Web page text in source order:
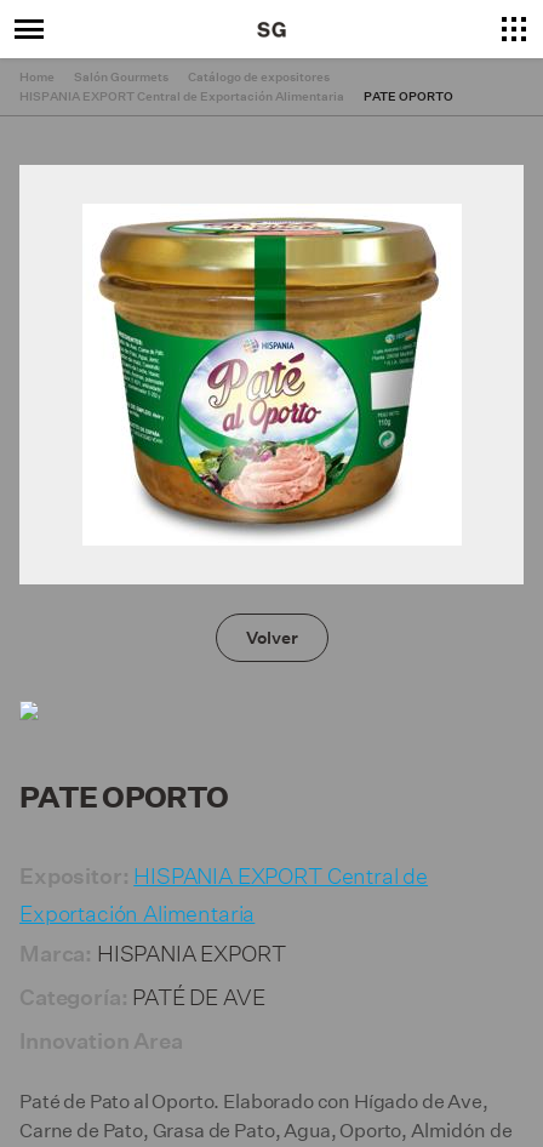
Home Salón Gourmets
Catálogo de expositores
HISPANIA EXPORT Central de Exportación Alimentaria
PATE OPORTO
Volver
PATE OPORTO
Expositor: HISPANIA EXPORT Central de
Exportación Alimentaria
Marca: HISPANIA EXPORT
Categoría: PATÉ DE AVE
Innovation Area
Paté de Pato al Oporto. Elaborado con Hígado de Ave,
Carne de Pato, Grasa de Pato, Agua, Oporto, Almidón de